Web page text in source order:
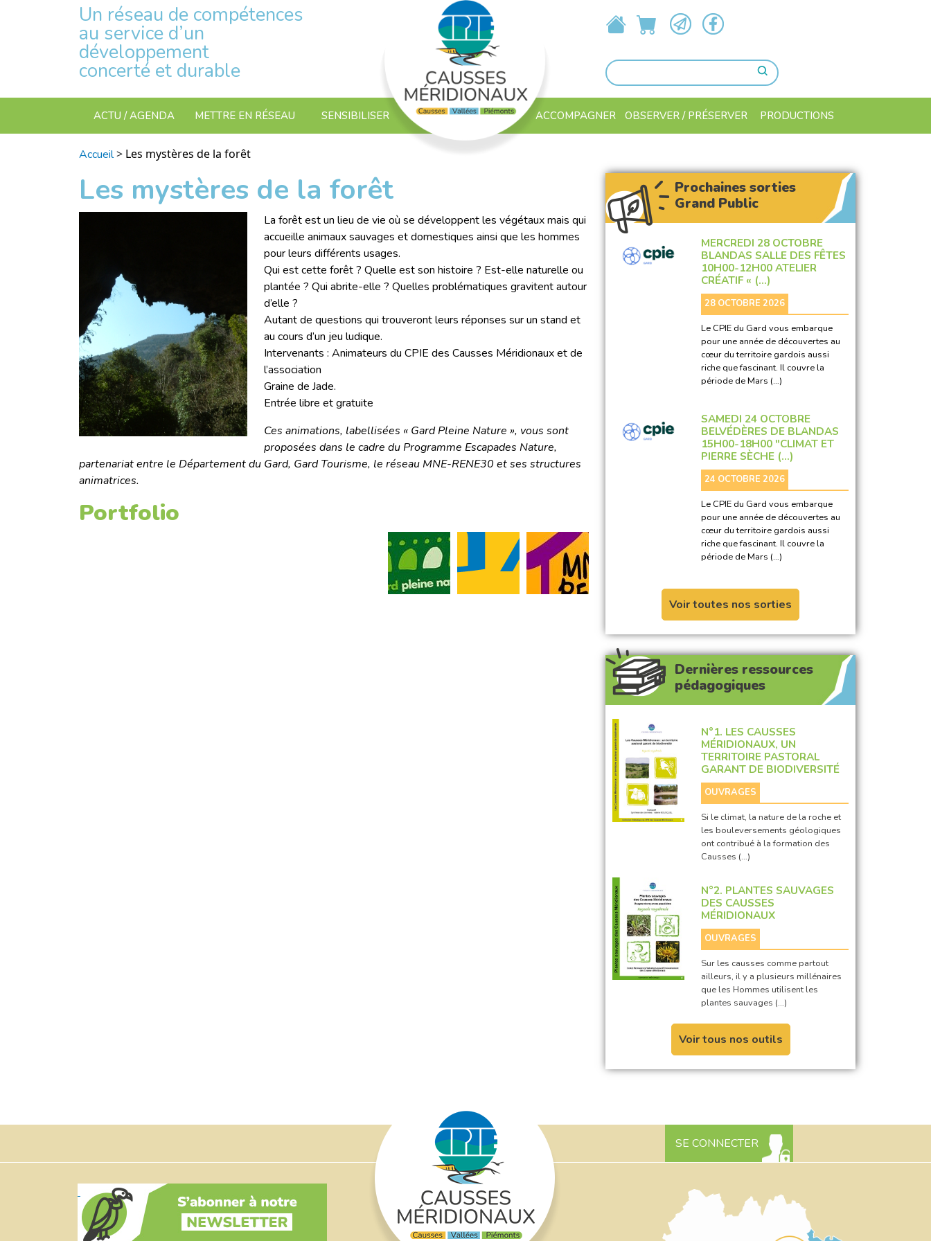
Un réseau de compétences
au service d’un
développement
concerté et durable
ACTU / AGENDA METTRE EN RÉSEAU SENSIBILISER ACCOMPAGNER OBSERVER / PRÉSERVER PRODUCTIONS
Accueil> Les mystères de la forêt
Les mystères de la forêt
La forêt est un lieu de vie où se développent les végétaux mais qui
accueille animaux sauvages et domestiques ainsi que les hommes
pour leurs différents usages.
Qui est cette forêt ? Quelle est son histoire ? Est-elle naturelle ou
plantée ? Qui abrite-elle ? Quelles problématiques gravitent autour
d’elle ?
Autant de questions qui trouveront leurs réponses sur un stand et
au cours d’un jeu ludique.
Intervenants : Animateurs du CPIE des Causses Méridionaux et de
l’association
Graine de Jade.
Entrée libre et gratuite
Ces animations, labellisées « Gard Pleine Nature », vous sont
proposées dans le cadre du Programme Escapades Nature,
partenariat entre le Département du Gard, Gard Tourisme, le réseau MNE-RENE30 et ses structures
animatrices.
Portfolio
Prochaines sorties
Grand Public
MERCREDI 28 OCTOBRE
BLANDAS SALLE DES FÊTES
10H00-12H00 ATELIER
CRÉATIF « (…)
28 OCTOBRE 2026
Le CPIE du Gard vous embarque
pour une année de découvertes au
cœur du territoire gardois aussi
riche que fascinant. Il couvre la
période de Mars (…)
SAMEDI 24 OCTOBRE
BELVÉDÈRES DE BLANDAS
15H00-18H00 "CLIMAT ET
PIERRE SÈCHE (…)
24 OCTOBRE 2026
Le CPIE du Gard vous embarque
pour une année de découvertes au
cœur du territoire gardois aussi
riche que fascinant. Il couvre la
période de Mars (…)
Voir toutes nos sorties
Dernières ressources
pédagogiques
N°1. LES CAUSSES
MÉRIDIONAUX, UN
TERRITOIRE PASTORAL
GARANT DE BIODIVERSITÉ
OUVRAGES
Si le climat, la nature de la roche et
les bouleversements géologiques
ont contribué à la formation des
Causses (…)
N°2. PLANTES SAUVAGES
DES CAUSSES
MÉRIDIONAUX
OUVRAGES
Sur les causses comme partout
ailleurs, il y a plusieurs millénaires
que les Hommes utilisent les
plantes sauvages (…)
Voir tous nos outils
SE CONNECTER